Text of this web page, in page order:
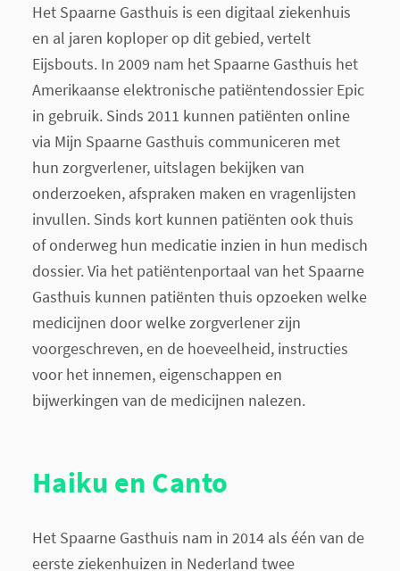
Het Spaarne Gasthuis is een digitaal ziekenhuis
en al jaren koploper op dit gebied, vertelt
Eijsbouts. In 2009 nam het Spaarne Gasthuis het
Amerikaanse elektronische patiëntendossier Epic
in gebruik. Sinds 2011 kunnen patiënten online
via Mijn Spaarne Gasthuis communiceren met
hun zorgverlener, uitslagen bekijken van
onderzoeken, afspraken maken en vragenlijsten
invullen. Sinds kort kunnen patiënten ook thuis
of onderweg hun medicatie inzien in hun medisch
dossier. Via het patiëntenportaal van het Spaarne
Gasthuis kunnen patiënten thuis opzoeken welke
medicijnen door welke zorgverlener zijn
voorgeschreven, en de hoeveelheid, instructies
voor het innemen, eigenschappen en
bijwerkingen van de medicijnen nalezen.
Haiku en Canto
Het Spaarne Gasthuis nam in 2014 als één van de
eerste ziekenhuizen in Nederland twee